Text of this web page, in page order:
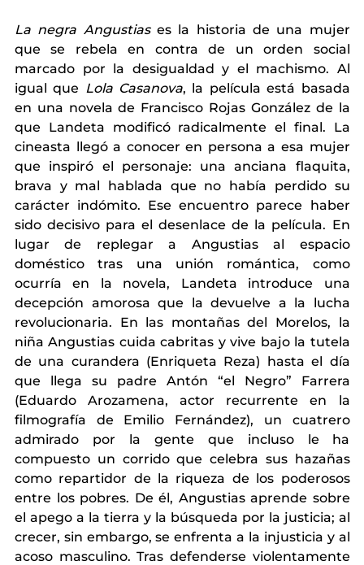
La negra Angustias es la historia de una mujer
que se rebela en contra de un orden social
marcado por la desigualdad y el machismo. Al
igual que Lola Casanova, la película está basada
en una novela de Francisco Rojas González de la
que Landeta modificó radicalmente el final. La
cineasta llegó a conocer en persona a esa mujer
que inspiró el personaje: una anciana flaquita,
brava y mal hablada que no había perdido su
carácter indómito. Ese encuentro parece haber
sido decisivo para el desenlace de la película. En
lugar de replegar a Angustias al espacio
doméstico tras una unión romántica, como
ocurría en la novela, Landeta introduce una
decepción amorosa que la devuelve a la lucha
revolucionaria. En las montañas del Morelos, la
niña Angustias cuida cabritas y vive bajo la tutela
de una curandera (Enriqueta Reza) hasta el día
que llega su padre Antón “el Negro” Farrera
(Eduardo Arozamena, actor recurrente en la
filmografía de Emilio Fernández), un cuatrero
admirado por la gente que incluso le ha
compuesto un corrido que celebra sus hazañas
como repartidor de la riqueza de los poderosos
entre los pobres. De él, Angustias aprende sobre
el apego a la tierra y la búsqueda por la justicia; al
crecer, sin embargo, se enfrenta a la injusticia y al
acoso masculino. Tras defenderse violentamente